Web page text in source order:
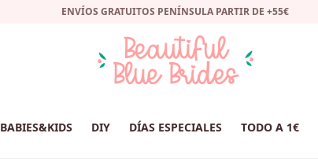
ENVÍOS GRATUITOS PENÍNSULA PARTIR DE +55€
BABIES&KIDS DIY DÍAS ESPECIALES TODO A 1€